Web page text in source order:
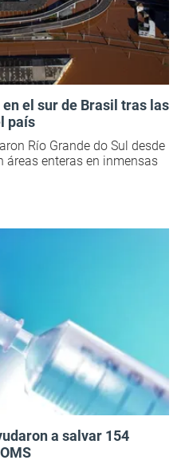
el sur de Brasil tras las
país
Río Grande do Sul desde
áreas enteras en inmensas
a salvar 154